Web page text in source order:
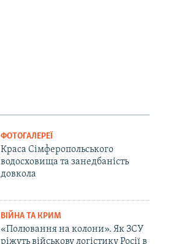
ФОТОГАЛЕРЕЇ
Краса Сімферопольського
водосховища та занедбаність
довкола
ВІЙНА ТА КРИМ
«Полювання на колони». Як ЗСУ
ріжуть військову логістику Росії в